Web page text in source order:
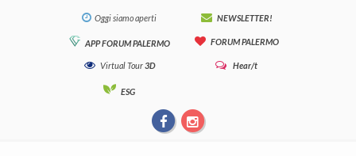
Oggi siamo aperti NEWSLETTER!
APP FORUM PALERMO FORUM PALERMO
Virtual Tour3D Hear/t
ESG